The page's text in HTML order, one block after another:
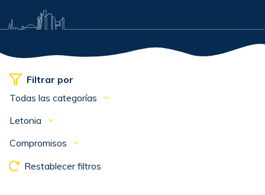
Filtrar por
Todas las categorías
Letonia
Compromisos
Restablecer filtros